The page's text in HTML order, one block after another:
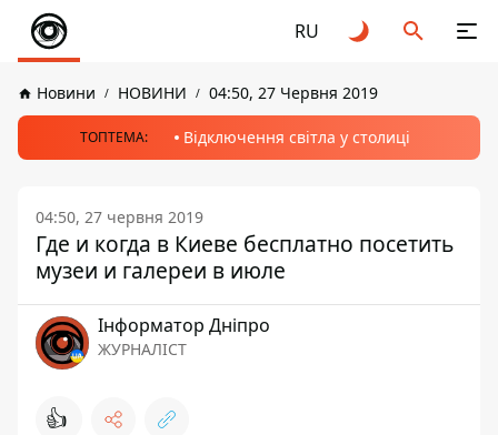
RU
Новини НОВИНИ 04:50, 27 Червня 2019
ТОПТЕМА: Відключення світла у столиці
04:50, 27 червня 2019
Где и когда в Киеве бесплатно посетить
музеи и галереи в июле
Інформатор Дніпро
ЖУРНАЛІСТ
👍